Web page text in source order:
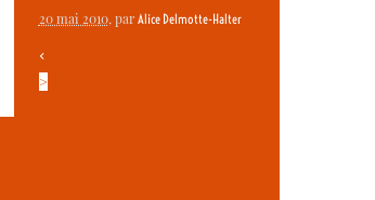
20 mai 2010, par Alice Delmotte-Halter
<
>